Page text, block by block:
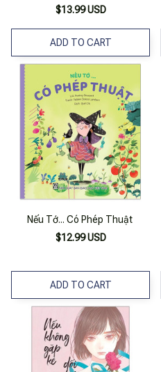
$13.99 USD
ADD TO CART
Nếu Tớ... Có Phép Thuật
$12.99 USD
ADD TO CART